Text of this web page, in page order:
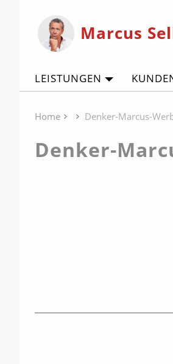
Marcus
LEISTUNGEN
Home Denker-Marcus-
Denker-